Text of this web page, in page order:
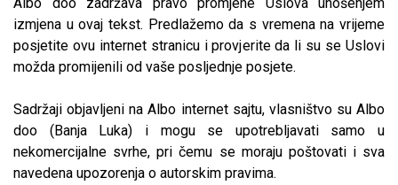
izmjena u ovaj tekst. Predlažemo da s vremena na vrijeme
posjetite ovu internet stranicu i provjerite da li su se Uslovi
možda promijenili od vaše posljednje posjete.
Sadržaji objavljeni na Albo internet sajtu, vlasništvo su Albo
doo (Banja Luka) i mogu se upotrebljavati samo u
nekomercijalne svrhe, pri čemu se moraju poštovati i sva
navedena upozorenja o autorskim pravima.